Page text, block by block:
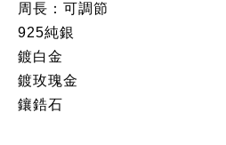
周長：可調節
925純銀
鍍白金
鍍玫瑰金
鑲鋯石